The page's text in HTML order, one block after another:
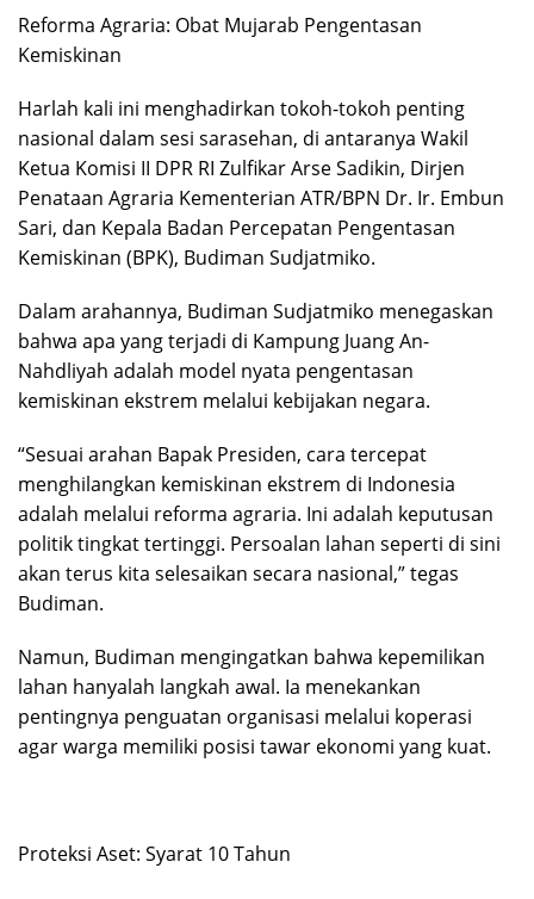
Reforma Agraria: Obat Mujarab Pengentasan
Kemiskinan
​Harlah kali ini menghadirkan tokoh-tokoh penting
nasional dalam sesi sarasehan, di antaranya Wakil
Ketua Komisi II DPR RI Zulfikar Arse Sadikin, Dirjen
Penataan Agraria Kementerian ATR/BPN Dr. Ir. Embun
Sari, dan Kepala Badan Percepatan Pengentasan
Kemiskinan (BPK), Budiman Sudjatmiko.
​Dalam arahannya, Budiman Sudjatmiko menegaskan
bahwa apa yang terjadi di Kampung Juang An-
Nahdliyah adalah model nyata pengentasan
kemiskinan ekstrem melalui kebijakan negara.
​“Sesuai arahan Bapak Presiden, cara tercepat
menghilangkan kemiskinan ekstrem di Indonesia
adalah melalui reforma agraria. Ini adalah keputusan
politik tingkat tertinggi. Persoalan lahan seperti di sini
akan terus kita selesaikan secara nasional,” tegas
Budiman.
​Namun, Budiman mengingatkan bahwa kepemilikan
lahan hanyalah langkah awal. Ia menekankan
pentingnya penguatan organisasi melalui koperasi
agar warga memiliki posisi tawar ekonomi yang kuat.
​Proteksi Aset: Syarat 10 Tahun